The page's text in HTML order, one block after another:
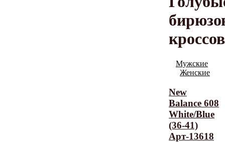
Мужские
Женские
New
Balance 608
White/Blue
(36-41)
Арт-13618